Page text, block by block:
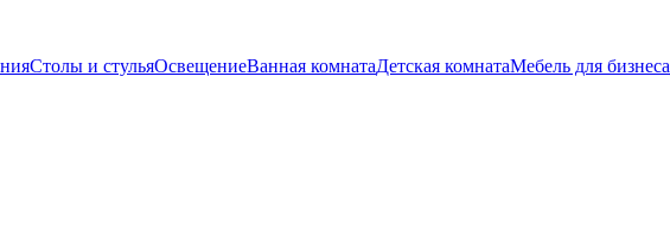
Столы и стульяОсвещениеВанная комнатаДетская комнатаМебель для бизнеса